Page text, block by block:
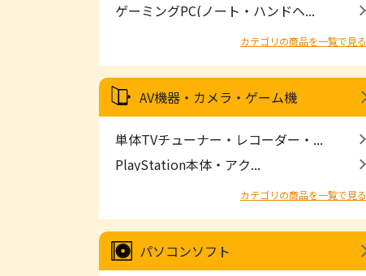
ゲーミングPC(ノート・ハンドヘ...
カテゴリの商品を一覧で見る
AV機器・カメラ・ゲーム機
単体TVチューナー・レコーダー・...
PlayStation本体・アク...
カテゴリの商品を一覧で見る
パソコンソフト